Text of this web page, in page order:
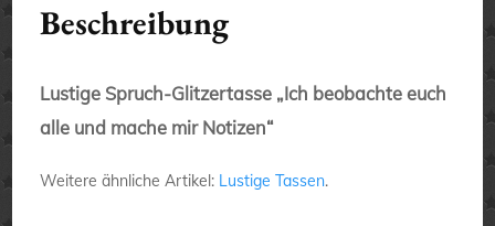
Beschreibung
Lustige Spruch-Glitzertasse „Ich beobachte euch
alle und mache mir Notizen“
Weitere ähnliche Artikel: Lustige Tassen.